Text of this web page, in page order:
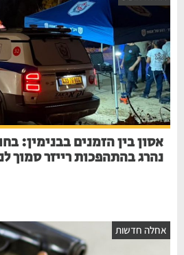
נהרג בהתהפכות רייזר סמוך
אחלה חדשות